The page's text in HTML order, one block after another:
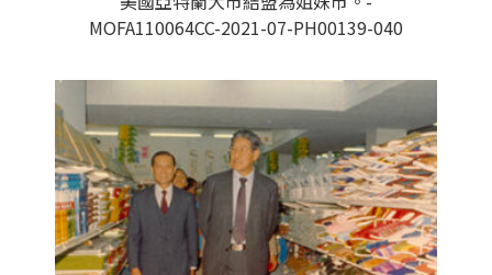
MOFA110064CC-2021-07-PH00139-040